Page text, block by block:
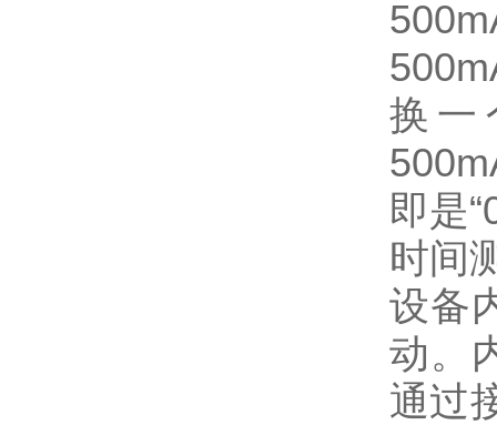
换一
即是
时间
设备
动。
通过